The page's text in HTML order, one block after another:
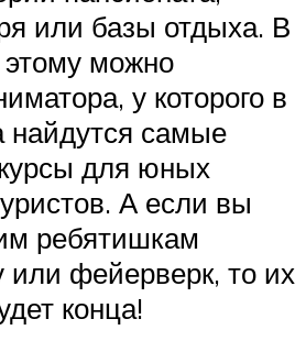
или базы отдыха. В
можно
у которого в
найдутся самые
для юных
А если вы
ребятишкам
или фейерверк, то их
конца!